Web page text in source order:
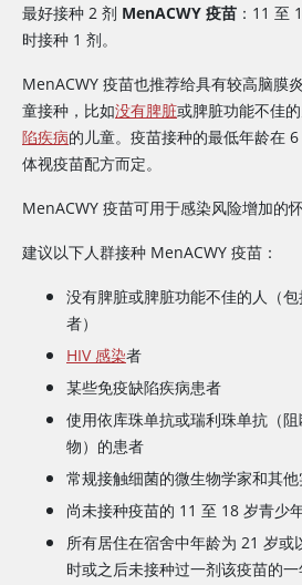
最好接种 2 剂 MenACWY 疫苗 ：11 至
时接种 1 剂。
MenACWY 疫苗也推荐给具有较高脑膜
童接种，比如没有脾脏或脾脏功能不佳
陷疾病的儿童。疫苗接种的最低年龄在
体视疫苗配方而定。
MenACWY 疫苗可用于感染风险增加的怀
建议以下人群接种 MenACWY 疫苗：
没有脾脏或脾脏功能不佳的人（
者）
HIV 感染者
某些免疫缺陷疾病患者
使用依库珠单抗或瑞利珠单抗 （
物）的患者
常规接触细菌的微生物学家和其
尚未接种疫苗的 11 至 18 岁青少
所有居住在宿舍中年龄为 21 岁或
时或之后未接种过一剂该疫苗的